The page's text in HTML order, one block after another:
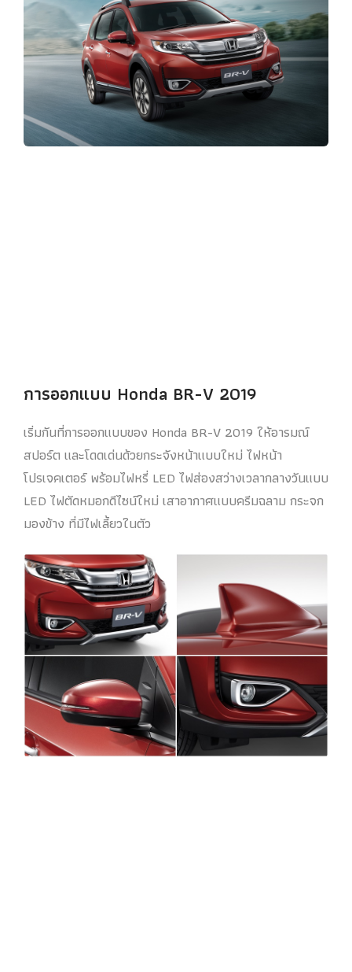
การออกแบบ Honda BR-V 2019
เริ่มกันที่การออกแบบของ Honda BR-V 2019 ให้อารมณ์
สปอร์ต และโดดเด่นด้วยกระจังหน้าแบบใหม่ ไฟหน้า
โปรเจคเตอร์ พร้อมไฟหรี่ LED ไฟส่องสว่างเวลากลางวันแบบ
LED ไฟตัดหมอกดีไซน์ใหม่ เสาอากาศแบบครีมฉลาม กระจก
มองข้าง ที่มีไฟเลี้ยวในตัว